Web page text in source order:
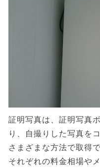
証明写真は、証明写真
り、自撮りした写真を
さまざまな方法で取得
それぞれの料金相場や